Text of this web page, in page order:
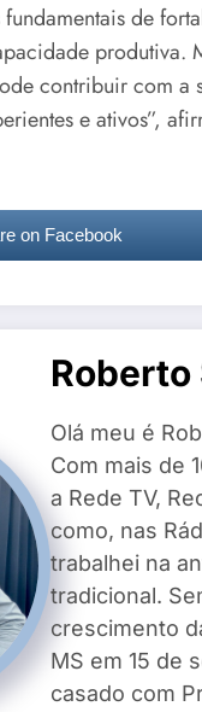
de
produtiva.
contribuir com a
e ativos”,
on Facebook
Roberto
Olá meu é
Com mais de
a Rede TV,
como, nas
trabalhei na
tradicional.
crescimento
MS em 15 de
casado com